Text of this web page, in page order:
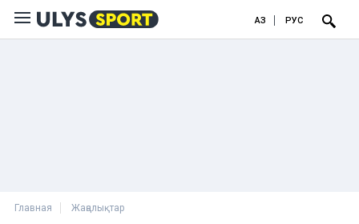
ҚАЗ РУС
Главная Жаңалықтар